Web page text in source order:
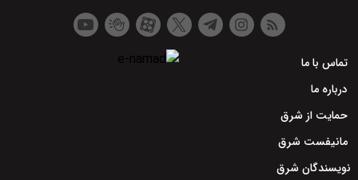
تماس با ما
درباره ما
حمایت از شرق
مانیفست شرق
نویسندگان شرق